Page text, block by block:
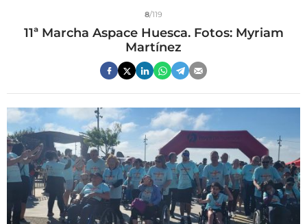
8/119
11ª Marcha Aspace Huesca. Fotos: Myriam
Martínez